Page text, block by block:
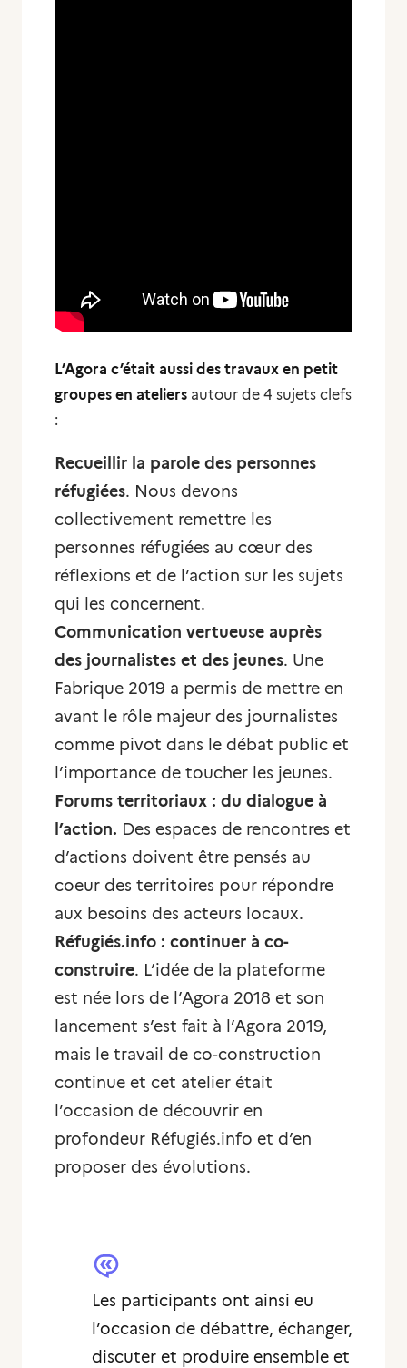
L’Agora c’était aussi des travaux en petit
groupes en ateliers autour de 4 sujets clefs
:
Recueillir la parole des personnes
réfugiées. Nous devons
collectivement remettre les
personnes réfugiées au cœur des
réflexions et de l’action sur les sujets
qui les concernent.
Communication vertueuse auprès
des journalistes et des jeunes. Une
Fabrique 2019 a permis de mettre en
avant le rôle majeur des journalistes
comme pivot dans le débat public et
l’importance de toucher les jeunes.
Forums territoriaux : du dialogue à
l’action. Des espaces de rencontres et
d’actions doivent être pensés au
coeur des territoires pour répondre
aux besoins des acteurs locaux.
Réfugiés.info : continuer à co-
construire. L’idée de la plateforme
est née lors de l’Agora 2018 et son
lancement s’est fait à l’Agora 2019,
mais le travail de co-construction
continue et cet atelier était
l’occasion de découvrir en
profondeur Réfugiés.info et d’en
proposer des évolutions.
Les participants ont ainsi eu
l’occasion de débattre, échanger,
discuter et produire ensemble et